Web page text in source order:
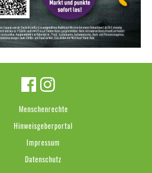
Menschenrechte
Hinweisgeberportal
Impressum
Datenschutz